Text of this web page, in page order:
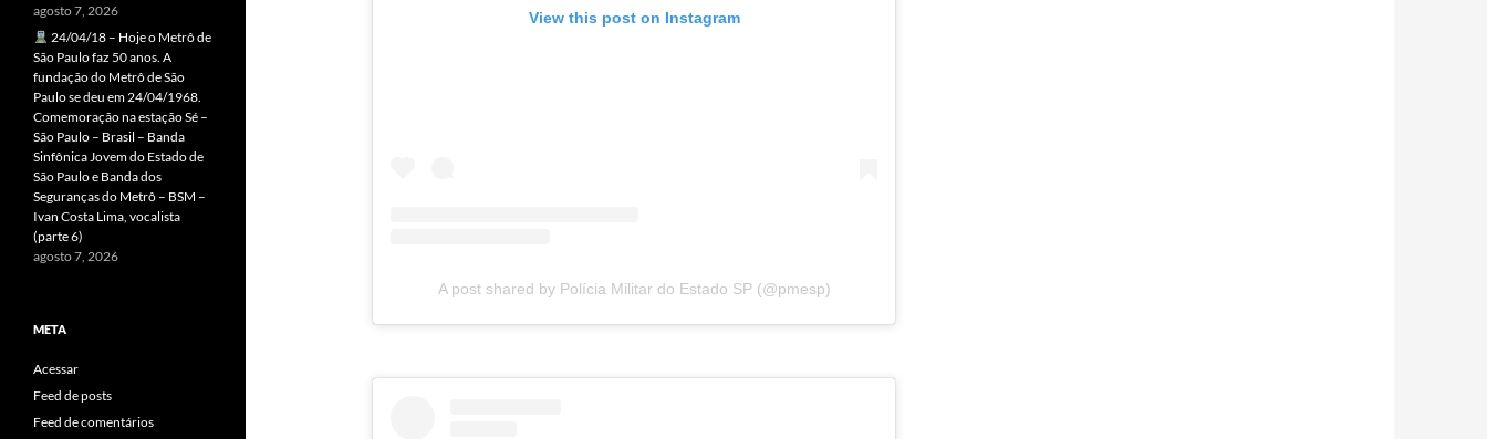
View this post on Instagram
A post shared by Polícia Militar do Estado SP (@pmesp)
agosto 7, 2026
24/04/18 – Hoje o Metrô de
São Paulo faz 50 anos. A
fundação do Metrô de São
Paulo se deu em 24/04/1968.
Comemoração na estação Sé –
São Paulo – Brasil – Banda
Sinfônica Jovem do Estado de
São Paulo e Banda dos
Seguranças do Metrô – BSM –
Ivan Costa Lima, vocalista
(parte 6)
agosto 7, 2026
META
Acessar
Feed de posts
Feed de comentários